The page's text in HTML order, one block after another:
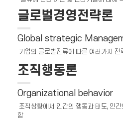
글로벌경영전략론
Global strategic
기업의 글로벌진류에 따른 여러가지 전
조직행동론
Organizational behavior
조직상황에서 인간의 행동과 태도, 인
함